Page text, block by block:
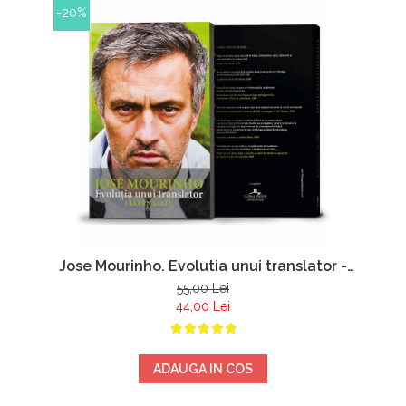
-20%
Jose Mourinho. Evolutia unui translator -
Ciaran Kelly
55,00 Lei
44,00 Lei
ADAUGA IN COS